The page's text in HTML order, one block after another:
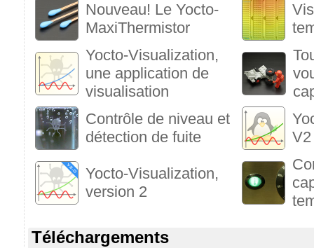
Nouveau! Le Yocto-
MaxiThermistor
Yocto-Visualization,
une application de
visualisation
Contrôle de niveau et
détection de fuite
Yocto-Visualization,
version 2
Téléchargements